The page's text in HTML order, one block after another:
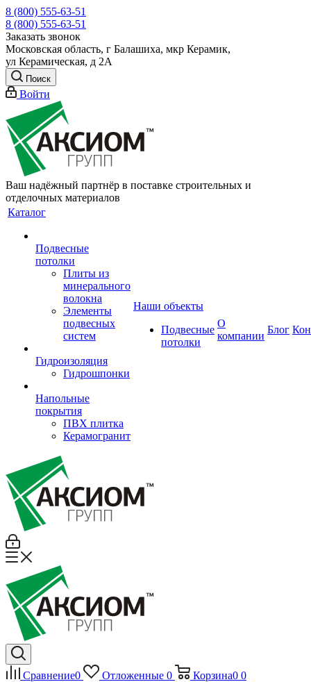
8 (800) 555-63-51
8 (800) 555-63-51
Заказать звонок
Московская область, г Балашиха, мкр Керамик,
ул Керамическая, д 2А
Поиск
Войти
Ваш надёжный партнёр в поставке строительных и
отделочных материалов
Каталог
Подвесные
потолки
Плиты из
минерального
волокна
Элементы
подвесных
систем
Гидроизоляция
Гидрошпонки
Напольные
покрытия
ПВХ плитка
Керамогранит
Наши объекты
Подвесные
потолки
О
компании
Блог
Сравнение0 Отложенные 0 Корзина0 0